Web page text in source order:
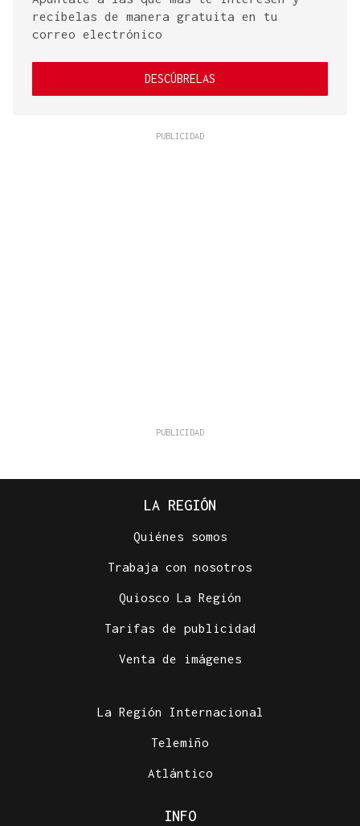
recíbelas de manera gratuita en tu
correo electrónico
DESCÚBRELAS
LA REGIÓN
Quiénes somos
Trabaja con nosotros
Quiosco La Región
Tarifas de publicidad
Venta de imágenes
La Región Internacional
Telemiño
Atlántico
INFO